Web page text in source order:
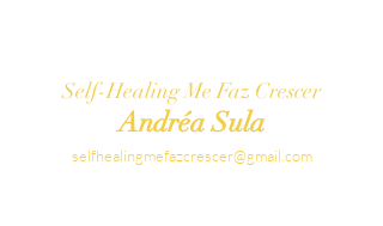
Self-Healing Me Faz Crescer
Andréa Sula
selfhealingmefazcrescer@gmail.com